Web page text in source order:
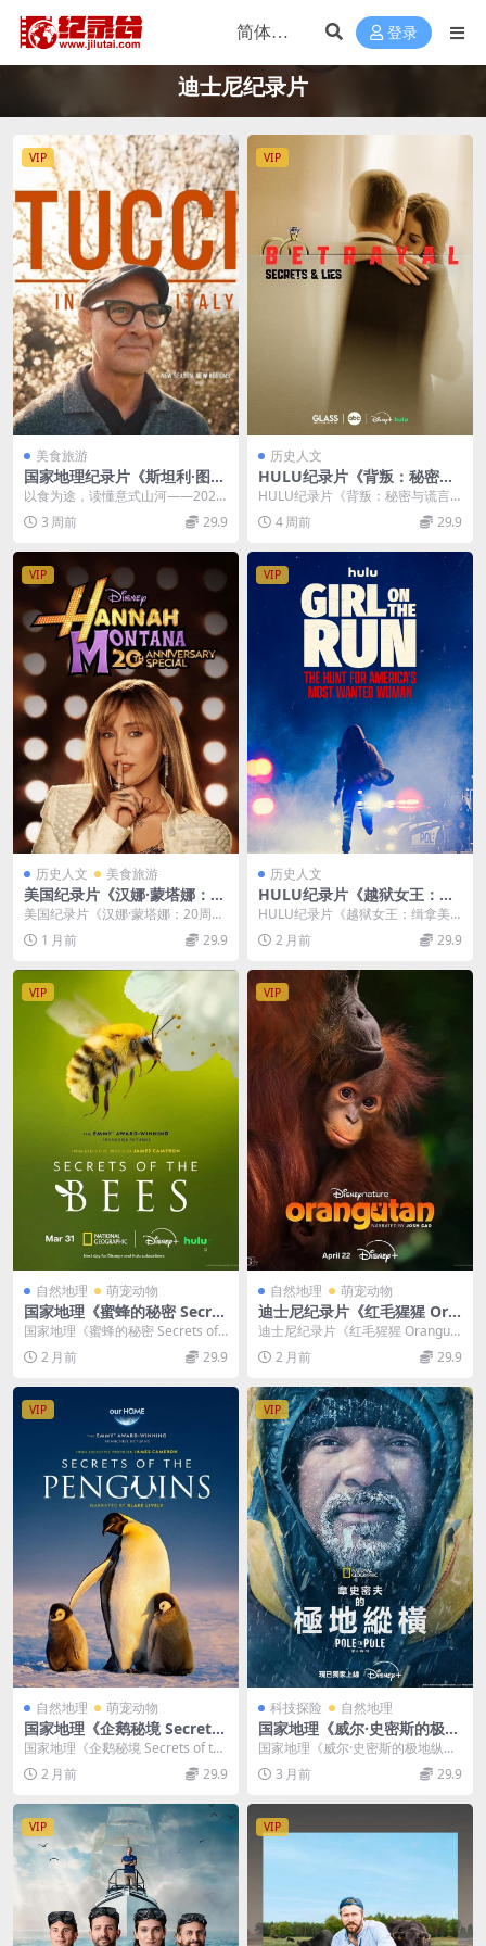
登录
迪士尼纪录片
VIP
美食旅游
国家地理纪录片《斯坦利·图齐
的意大利美食秘境 Tucci In It
aly 2026》第1-2季全10集 英
语多国字幕 无水印纯净版 108
以食为途，读懂意式山河——2026
国家地理纪录片《斯坦利·图齐的意
大利美食秘境》...
3 周前 29.9
VIP
历史人文
HULU纪录片《背叛：秘密与
谎言 Betrayal: Secrets & Lie
s 2026》第一季全8集 英语中
英双字 无水印纯净版 1080P/
HULU纪录片《背叛：秘密与谎言 B
etrayal: Secrets &...
4 周前 29.9
VIP
历史人文 美食旅游
美国纪录片《汉娜·蒙塔娜：20
周年特别篇 Hannah Montan
a 20th Anniversary Special
2026》英语多国字幕 无水印
巨星
美国纪录片《汉娜·蒙塔娜：20周年
特别篇 Hannah Montana 20th...
1 月前 29.9
VIP
历史人文
HULU纪录片《越狱女王：缉
拿美国头号通缉犯 Girl on th
e Run: The Hunt for Americ
a’s Most Wanted Woman 2
水印纯净版 720P/MKV/1.55G
美国女囚犯
HULU纪录片《越狱女王：缉拿美
国头号通缉犯 Girl on the Run: ...
2 月前 29.9
VIP
自然地理 萌宠动物
国家地理《蜜蜂的秘密 Secret
s of the Bees 2026》全2集
英语多国字幕 无水印纯净版 1
080P/MKV/4.7G 蜜蜂之谜
国家地理《蜜蜂的秘密 Secrets of t
he Bees 2026》介绍 国...
2 月前 29.9
VIP
自然地理 萌宠动物
迪士尼纪录片《红毛猩猩 Ora
ngutan 2026》英语多国字幕
无水印纯净版 1080P/MKV/4.
59G 红毛猩猩
迪士尼纪录片《红毛猩猩 Oranguta
n 2026》介绍 迪士尼自然纪录片
《红...2 月前 29.9
VIP
自然地理 萌宠动物
国家地理《企鹅秘境 Secrets
of the Penguins 2025》全3
集 英语中英双字 无水印纯净
版 1080P/MKV/17.6G 企鹅之
国家地理《企鹅秘境 Secrets of the
Penguins 2025》全...
2 月前 29.9
VIP
科技探险 自然地理
国家地理《威尔·史密斯的极地
纵横 Pole to Pole with Will
Smith 2026》全7集 英语多国
字幕 无水印纯净版 1080P/M
国家地理《威尔·史密斯的极地纵横
Pole to Pole with Will ...
3 月前 29.9
VIP VIP